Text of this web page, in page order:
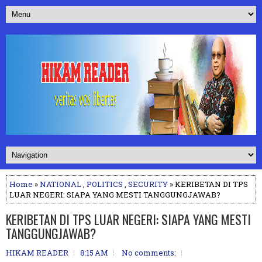
Home »NATIONAL, POLITICS , SECURITY » KERIBETAN DI TPS
LUAR NEGERI: SIAPA YANG MESTI TANGGUNGJAWAB?
KERIBETAN DI TPS LUAR NEGERI: SIAPA YANG MESTI
TANGGUNGJAWAB?
HIKAM READER 8:15 AM No comments: